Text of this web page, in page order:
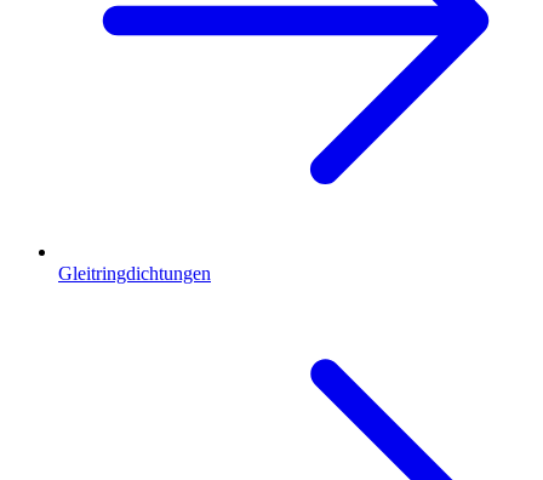
Gleitringdichtungen